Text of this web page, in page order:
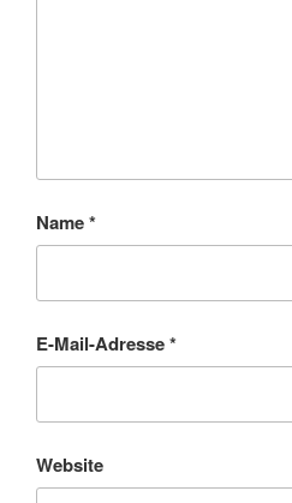
Name*
E-Mail-Adresse*
Website